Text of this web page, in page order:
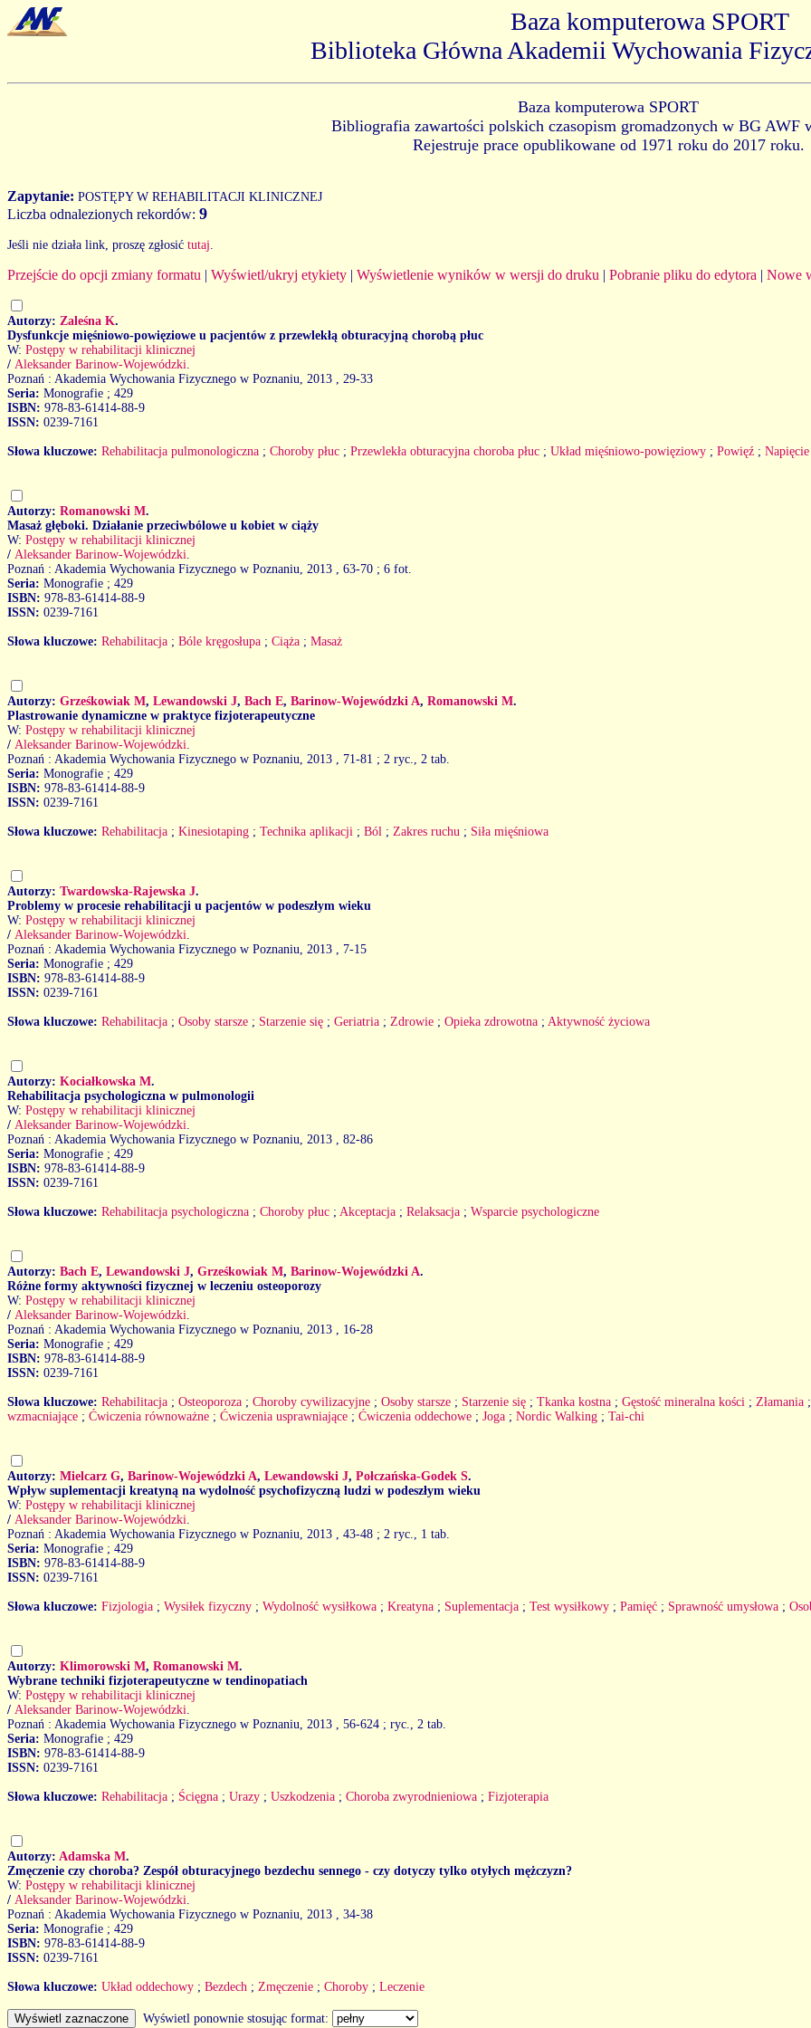
Baza komputerowa SPORT
Biblioteka Główna Akademii Wychowania
Baza komputerowa SPORT
Bibliografia zawartości polskich czasopism gromadzonych w BG AWF
Rejestruje prace opublikowane od 1971 roku do 2017 roku.
Zapytanie: POSTĘPY W REHABILITACJI KLINICZNEJ
Liczba odnalezionych rekordów: 9
Jeśli nie działa link, proszę zgłosić tutaj
Przejście do opcji zmiany formatu | Wyświetl/ukryj etykiety | Wyświetlenie wyników w wersji do druku | Pobranie pliku do edytora | Nowe
Autorzy: Zaleśna K.
Dysfunkcje mięśniowo-powięziowe u pacjentów z przewlekłą obturacyjną chorobą płuc
W: Postępy w rehabilitacji klinicznej
/ Aleksander Barinow-Wojewódzki
Poznań : Akademia Wychowania Fizycznego w Poznaniu, 2013
, 29-33
Seria: Monografie ; 429
ISBN: 978-83-61414-88-9
ISSN: 0239-7161
Słowa kluczowe: Rehabilitacja pulmonologiczna ; Choroby płuc ; Przewlekła obturacyjna choroba płuc ; Układ mięśniowo-powięziowy ; Powięź ;
Autorzy: Romanowski M.
Masaż głęboki. Działanie przeciwbólowe u kobiet w ciąży
W: Postępy w rehabilitacji klinicznej
/ Aleksander Barinow-Wojewódzki
Poznań : Akademia Wychowania Fizycznego w Poznaniu, 2013
, 63-70 ; 6 fot.
Seria: Monografie ; 429
ISBN: 978-83-61414-88-9
ISSN: 0239-7161
Słowa kluczowe: Rehabilitacja ; Bóle kręgosłupa ; Ciąża ; Masaż
Autorzy: Grześkowiak M, Lewandowski J, Bach E, Barinow-Wojewódzki A, Romanowski M.
Plastrowanie dynamiczne w praktyce fizjoterapeutyczne
W: Postępy w rehabilitacji klinicznej
/ Aleksander Barinow-Wojewódzki
Poznań : Akademia Wychowania Fizycznego w Poznaniu, 2013
, 71-81 ; 2 ryc., 2 tab.
Seria: Monografie ; 429
ISBN: 978-83-61414-88-9
ISSN: 0239-7161
Słowa kluczowe: Rehabilitacja ; Kinesiotaping ; Technika aplikacji ; Ból ; Zakres ruchu ; Siła mięśniowa
Autorzy: Twardowska-Rajewska J.
Problemy w procesie rehabilitacji u pacjentów w podeszłym wieku
W: Postępy w rehabilitacji klinicznej
/ Aleksander Barinow-Wojewódzki
Poznań : Akademia Wychowania Fizycznego w Poznaniu, 2013
, 7-15
Seria: Monografie ; 429
ISBN: 978-83-61414-88-9
ISSN: 0239-7161
Słowa kluczowe: Rehabilitacja ; Osoby starsze ; Starzenie się ; Geriatria ; Zdrowie ; Opieka zdrowotna ; Aktywność życiowa
Autorzy: Kociałkowska M.
Rehabilitacja psychologiczna w pulmonologii
W: Postępy w rehabilitacji klinicznej
/ Aleksander Barinow-Wojewódzki
Poznań : Akademia Wychowania Fizycznego w Poznaniu, 2013
, 82-86
Seria: Monografie ; 429
ISBN: 978-83-61414-88-9
ISSN: 0239-7161
Słowa kluczowe: Rehabilitacja psychologiczna ; Choroby płuc ; Akceptacja ; Relaksacja ; Wsparcie psychologiczne
Autorzy: Bach E, Lewandowski J, Grześkowiak M, Barinow-Wojewódzki A.
Różne formy aktywności fizycznej w leczeniu osteoporozy
W: Postępy w rehabilitacji klinicznej
/ Aleksander Barinow-Wojewódzki
Poznań : Akademia Wychowania Fizycznego w Poznaniu, 2013
, 16-28
Seria: Monografie ; 429
ISBN: 978-83-61414-88-9
ISSN: 0239-7161
Słowa kluczowe: Rehabilitacja ; Osteoporoza ; Choroby cywilizacyjne ; Osoby starsze ; Starzenie się ; Tkanka kostna ; Gęstość mineralna kości ; Złamania ;
wzmacniające ; Ćwiczenia równoważne ; Ćwiczenia usprawniające ; Ćwiczenia oddechowe ; Joga ; Nordic Walking ; Tai-chi
Autorzy: Mielcarz G, Barinow-Wojewódzki A, Lewandowski J, Połczańska-Godek S.
Wpływ suplementacji kreatyną na wydolność psychofizyczną ludzi w podeszłym wieku
W: Postępy w rehabilitacji klinicznej
/ Aleksander Barinow-Wojewódzki
Poznań : Akademia Wychowania Fizycznego w Poznaniu, 2013
, 43-48 ; 2 ryc., 1 tab.
Seria: Monografie ; 429
ISBN: 978-83-61414-88-9
ISSN: 0239-7161
Słowa kluczowe: Fizjologia ; Wysiłek fizyczny ; Wydolność wysiłkowa ; Kreatyna ; Suplementacja ; Test wysiłkowy ; Pamięć ; Sprawność umysłowa ;
Autorzy: Klimorowski M, Romanowski M.
Wybrane techniki fizjoterapeutyczne w tendinopatiach
W: Postępy w rehabilitacji klinicznej
/ Aleksander Barinow-Wojewódzki
Poznań : Akademia Wychowania Fizycznego w Poznaniu, 2013
, 56-624 ; ryc., 2 tab.
Seria: Monografie ; 429
ISBN: 978-83-61414-88-9
ISSN: 0239-7161
Słowa kluczowe: Rehabilitacja ; Ścięgna ; Urazy ; Uszkodzenia ; Choroba zwyrodnieniowa ; Fizjoterapia
Autorzy: Adamska M.
Zmęczenie czy choroba? Zespół obturacyjnego bezdechu sennego - czy dotyczy tylko otyłych mężczyzn?
W: Postępy w rehabilitacji klinicznej
/ Aleksander Barinow-Wojewódzki
Poznań : Akademia Wychowania Fizycznego w Poznaniu, 2013
, 34-38
Seria: Monografie ; 429
ISBN: 978-83-61414-88-9
ISSN: 0239-7161
Słowa kluczowe: Układ oddechowy ; Bezdech ; Zmęczenie ; Choroby ; Leczenie
Wyświetl ponownie stosując format: